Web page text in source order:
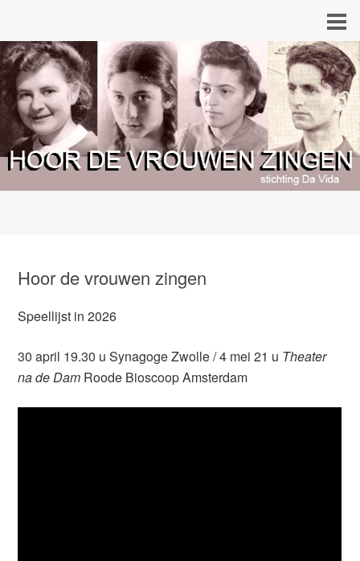
Hoor de vrouwen zingen
Speellijst in 2026
30 april 19.30 u Synagoge Zwolle / 4 mei 21 u Theater
na de Dam Roode Bioscoop Amsterdam